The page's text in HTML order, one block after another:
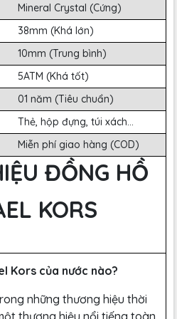
Mineral Crystal (Cứng)
38mm (Khá lớn)
10mm (Trung bình)
5ATM (Khá tốt)
01 năm (Tiêu chuẩn)
Thẻ, hộp đựng, túi xách...
Miễn phí giao hàng (COD)
ĐỒNG HỒ
KORS
Kors của nước nào?
những thương hiệu thời
thương hiệu nổi tiếng toàn